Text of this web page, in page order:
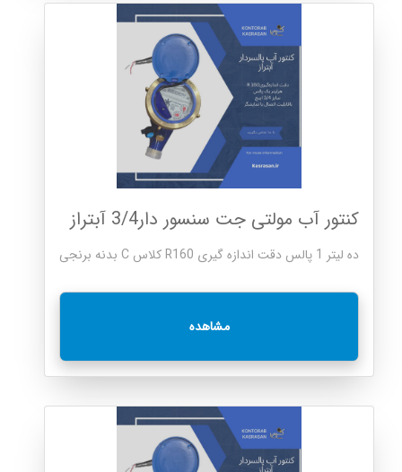
کنتور آب مولتی جت سنسور دار3/4 آبتراز
ده لیتر 1 پالس دقت اندازه گیری R160 کلاس C بدنه برنجی
مشاهده